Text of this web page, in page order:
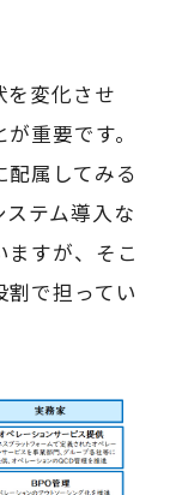
を変化させ
重要です。
属してみる
テム導入な
ますが、そこ
で担ってい